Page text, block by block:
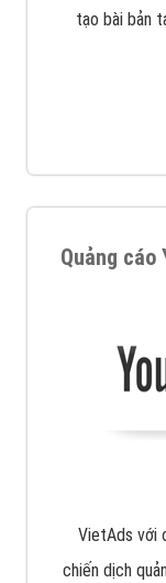
tạo bài bản
Quảng cáo
VietAds với
chiến dịch